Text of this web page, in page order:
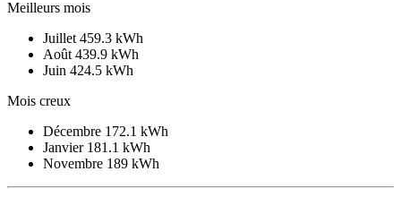
Meilleurs mois
Juillet 459.3 kWh
Août 439.9 kWh
Juin 424.5 kWh
Mois creux
Décembre 172.1 kWh
Janvier 181.1 kWh
Novembre 189 kWh